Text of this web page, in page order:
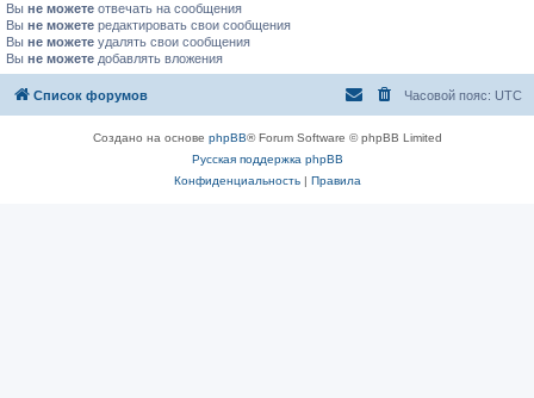
Вы не можете отвечать на сообщения
Вы не можете редактировать свои сообщения
Вы не можете удалять свои сообщения
Вы не можете добавлять вложения
Список форумов Часовой пояс: UTC
Создано на основе phpBB® Forum Software © phpBB Limited
Русская поддержка phpBB
Конфиденциальность| Правила